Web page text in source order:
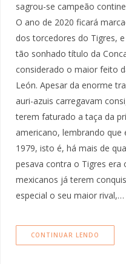
sagrou-se campeão
O ano de 2020 ficará
dos torcedores do Tigres,
tão sonhado título da
considerado o maior feito
León. Apesar da enorme
auri-azuis carregavam
terem faturado a taça da
americano, lembrando
1979, isto é, há mais de
pesava contra o Tigres
mexicanos já terem
especial o seu maior rival,…
CONTINUAR LENDO